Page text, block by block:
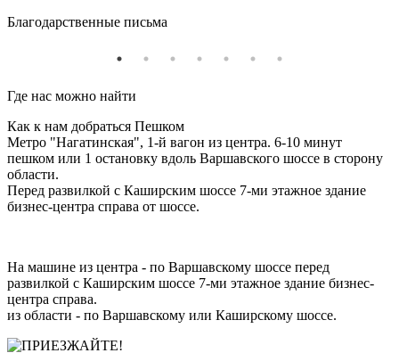
Благодарственные письма
Где нас можно найти
Как к нам добраться Пешком
Метро "Нагатинская", 1-й вагон из центра. 6-10 минут
пешком или 1 остановку вдоль Варшавского шоссе в сторону
области.
Перед развилкой с Каширским шоссе 7-ми этажное здание
бизнес-центра справа от шоссе.
На машине из центра - по Варшавскому шоссе перед
развилкой с Каширским шоссе 7-ми этажное здание бизнес-
центра справа.
из области - по Варшавскому или Каширскому шоссе.